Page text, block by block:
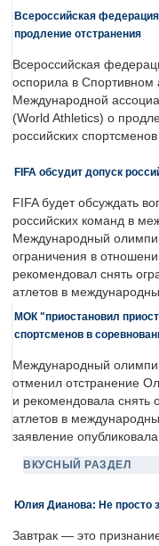
Всероссийская
продление отстранения
Всероссийская
оспорила в
Международной
(World Athletics) о
российских
FIFA обсудит допуск
FIFA будет обсуждать
российских команд в
Международный
ограничения в
рекомендовал снять
атлетов в
МОК "приостановил
спортсменов в
Международный
отменил отстранение
и рекомендовала снять
атлетов в
заявление
ВКУСНЫЙ РАЗДЕЛ
Юлия Дианова: Не просто
Завтрак — это